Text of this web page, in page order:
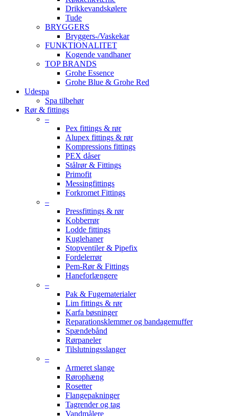
Drikkevandskølere
Tude
BRYGGERS
Bryggers-/Vaskekar
FUNKTIONALITET
Kogende vandhaner
TOP BRANDS
Grohe Essence
Grohe Blue & Grohe Red
Udespa
Spa tilbehør
Rør & fittings
–
Pex fittings & rør
Alupex fittings & rør
Kompressions fittings
PEX dåser
Stålrør & Fittings
Primofit
Messingfittings
Forkromet Fittings
–
Pressfittings & rør
Kobberrør
Lodde fittings
Kuglehaner
Stopventiler & Pipefix
Fordelerrør
Pem-Rør & Fittings
Haneforlængere
–
Pak & Fugematerialer
Lim fittings & rør
Karfa bøsninger
Reparationsklemmer og bandagemuffer
Spændebånd
Rørpaneler
Tilslutningsslanger
–
Armeret slange
Rørophæng
Rosetter
Flangepakninger
Tagrender og tag
Vandmålere